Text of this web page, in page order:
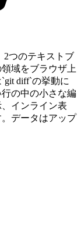
2つのテキストブ
域をブラウザ上
diff`の挙動に
の中の小さな編
インライン表
データはアップ